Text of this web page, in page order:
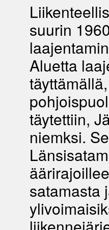
suurin
Aluetta
täytettiin,
niemksi.
satamasta